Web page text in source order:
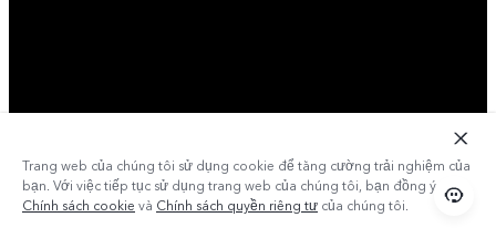
Trang web của chúng tôi sử dụng cookie để tăng cường trải nghiệm của
bạn. Với việc tiếp tục sử dụng trang web của chúng tôi, bạn đồng ý với
Chính sách cookie và Chính sách quyền riêng tư của chúng tôi.